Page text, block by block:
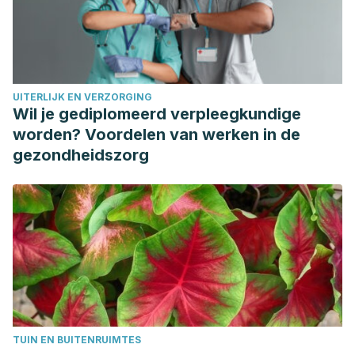
https://onlinelibrary.wiley.com/doi/full/10.1111/
Groth Harpsoe N., Holst Andersen LP., Gogenur I.,
Rosenberg J., Clinical pharmacokinetics of melatonin: a
systematic review. Eur J Clin Pharmacol, 2015. 71 (8): 901-9.
UITERLIJK EN VERZORGING
Wil je gediplomeerd verpleegkundige
worden? Voordelen van werken in de
gezondheidszorg
TUIN EN BUITENRUIMTES